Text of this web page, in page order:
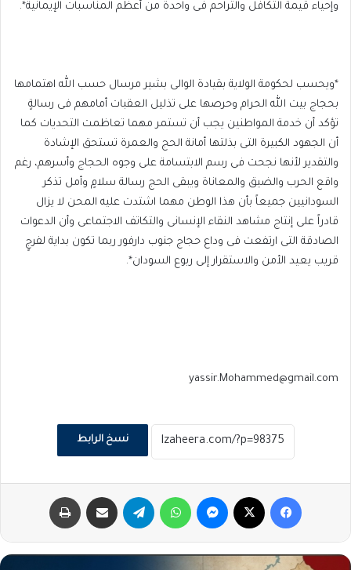
وإحياء قيمة التكافل والتراحم فى واحدة من أعظم المناسبات الإيمانية*.
*ويحسب لحكومة الولاية بقيادة الوالى بشير مرسال حسب الله اهتمامها
بحجاج بيت الله الحرام وحرصها على تذليل العقبات أمامهم فى رسالةٍ
تؤكد أن خدمة المواطنين يجب أن تستمر مهما تعاظمت التحديات كما
أن الجهود الكبيرة التى بذلتها أمانة الحج والعمرة تستحق الإشادة
والتقدير لأنها نجحت فى رسم الابتسامة على وجوه الحجاج وأسرهم، رغم
واقع الحرب والضيق والمعاناة ويبقى الحج رسالة سلامٍ وأمل تذكر
السودانيين جميعاً بأن هذا الوطن مهما اشتدت عليه المحن لا يزال
قادراً على إنتاج مشاهد النقاء الإنسانى والتكاتف الاجتماعى وأن الدعوات
الصادقة التى ارتفعت فى وداع حجاج جنوب دارفور ربما تكون بداية لفرجٍ
قريب يعيد الأمن والاستقرار إلى ربوع السودان*.
yassir.Mohammed@gmail.com
نسخ الرابط
فيسبوك ماسنجر واتساب تيلقرام مشاركة عبر البريد